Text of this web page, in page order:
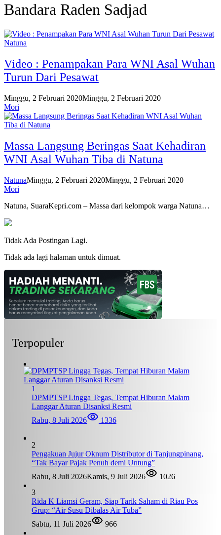
Bandara Raden Sadjad
Natuna
Video : Penampakan Para WNI Asal Wuhan
Turun Dari Pesawat
Minggu, 2 Februari 2020Minggu, 2 Februari 2020
Mori
Massa Langsung Beringas Saat Kehadiran
WNI Asal Wuhan Tiba di Natuna
NatunaMinggu, 2 Februari 2020Minggu, 2 Februari 2020
Mori
Natuna, SuaraKepri.com – Massa dari kelompok warga Natuna…
Tidak Ada Postingan Lagi.
Tidak ada lagi halaman untuk dimuat.
Terpopuler
1
DPMPTSP Lingga Tegas, Tempat Hiburan Malam
Langgar Aturan Disanksi Resmi
Rabu, 8 Juli 2026
1336
2
Pengakuan Jujur Oknum Distributor di Tanjungpinang,
“Tak Bayar Pajak Penuh demi Untung”
Rabu, 8 Juli 2026Kamis, 9 Juli 2026
1026
3
Rida K Liamsi Geram, Siap Tarik Saham di Riau Pos
Grup: “Air Susu Dibalas Air Tuba”
Sabtu, 11 Juli 2026
966